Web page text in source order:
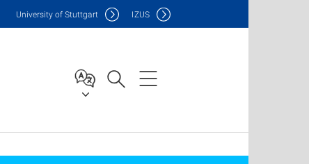
University of Stuttgart IZUS